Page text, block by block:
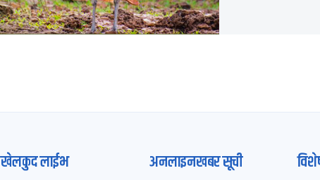
खेलकुद लाईभ अनलाइनखबर सूची